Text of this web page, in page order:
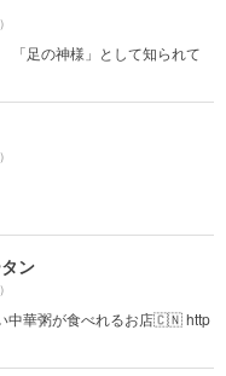
「足の神様」として知られて
ン
中華粥が食べれるお店🇨🇳 http